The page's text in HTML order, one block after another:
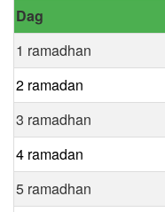
Dag
1 ramadhan
2 ramadan
3 ramadhan
4 ramadan
5 ramadhan